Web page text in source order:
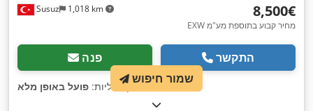
Susuz 1,018 km ‏8,500 ‏€
EXW מחיר קבוע בתוספת מע"מ
פנה התקשר
מצב:חדש , פונקציונליות: פועל באופן מלא
שמור חיפוש